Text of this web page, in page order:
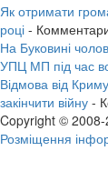
Як отримати
році -
На Буковині
УПЦ МП під час
Відмова від
закінчити війну -
Copyright © 2008-
Розміщення